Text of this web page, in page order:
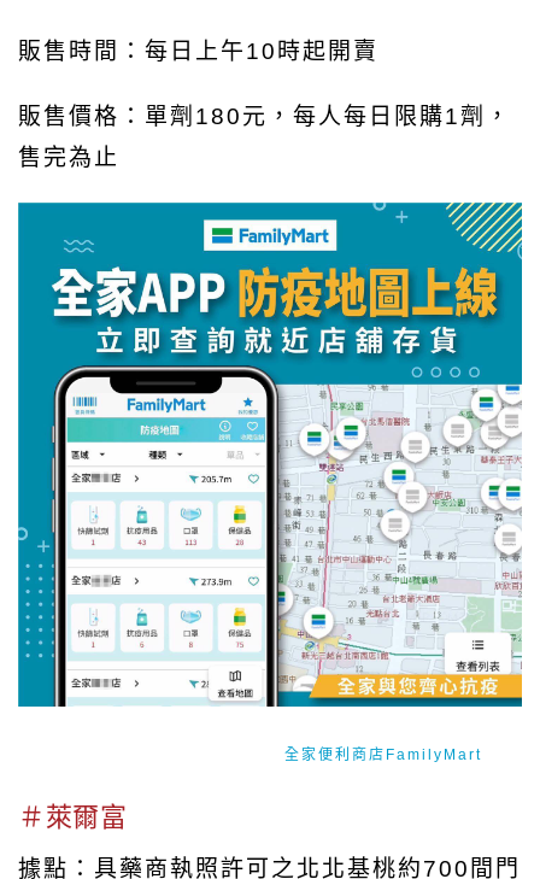
販售時間：每日上午10時起開賣
販售價格：單劑180元，每人每日限購1劑，
售完為止
全家便利商店FamilyMart
＃萊爾富
據點：具藥商執照許可之北北基桃約700間門